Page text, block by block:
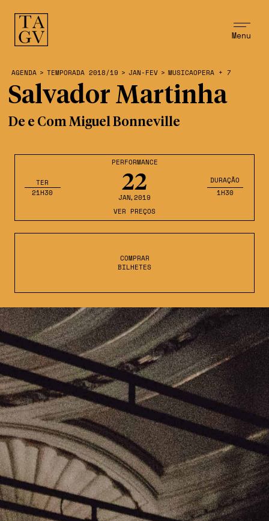
Menu
PERFORMANCE
22
JAN,2019
TER
21H30
DURAÇÃO
1H30
VER PREÇOS
COMPRAR
BILHETES
AGENDA > TEMPORADA 2018/19 > JAN-FEV > MUSICAOPERA + 7
Salvador Martinha
De e Com Miguel Bonneville